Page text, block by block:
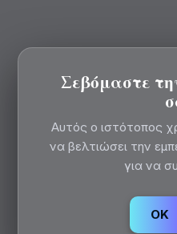
Σεβόμαστε
Αυτός ο ιστότοπος
να βελτιώσει την
για να
OK